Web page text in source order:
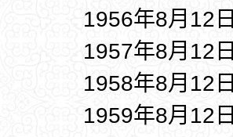
1956年8月12日
1957年8月12日
1958年8月12日
1959年8月12日